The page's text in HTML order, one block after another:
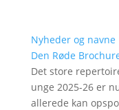
Nyheder og navne
Den Røde
Det store
unge 2025-26 er
allerede kan